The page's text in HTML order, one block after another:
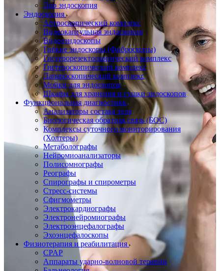
Лор эндоскопия
Эндоскопия
Артроскопический комплекс
Видеокапсульная эндоскопия
Видеоэндоскопы
Гибкие эндоскопы (Фиброcкопы)
Гистерорезектоскопический комплекс
Гистероскопический комплекс
Лапароскопический комплекс
Мойки для эндоскопов
Шкафы для хранения и сушки эндоскопов
Функциональная диагностика
Анализаторы состава тела
Биологическая обратная связь (БОС)
Комплексы суточного мониторирования
(Холтеры)
Метаболографы
Нейромиоанализаторы
Полисомнографы
Реографы
Спирографы и спирометры
Стресс-системы
Сфигмометры
Электрокардиографы
Электронейромиографы
Электроэнцефалографы
Эхоэнцефалоскопы
Физиотерапия и реабилитация
CPAP
Аппараты ударно-волновой терапии